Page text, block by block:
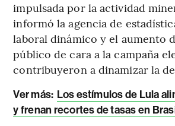
impulsada por la actividad
informó la agencia de
laboral dinámico y el aumento
público de cara a la campaña
contribuyeron a dinamizar la
Ver más: Los estímulos de Lula
y frenan recortes de tasas en